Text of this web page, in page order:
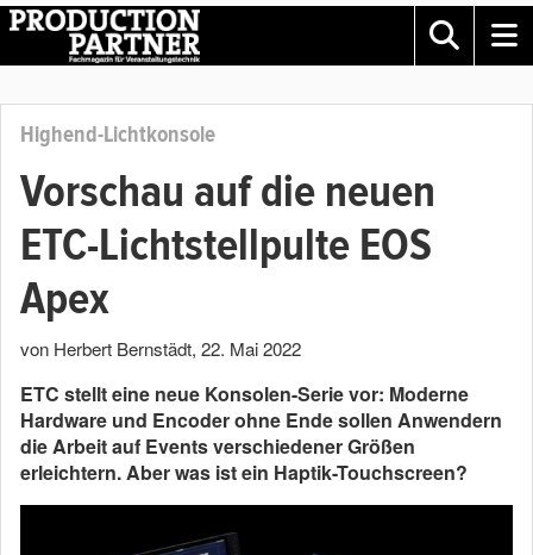
Highend-Lichtkonsole
Vorschau auf die neuen
ETC-Lichtstellpulte EOS
Apex
von Herbert Bernstädt, 22. Mai 2022
ETC stellt eine neue Konsolen-Serie vor: Moderne
Hardware und Encoder ohne Ende sollen Anwendern
die Arbeit auf Events verschiedener Größen
erleichtern. Aber was ist ein Haptik-Touchscreen?